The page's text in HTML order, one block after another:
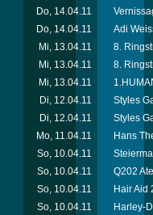
Do, 14.04.11
Do, 14.04.11
Adi
Mi, 13.04.11
8.
Mi, 13.04.11
8.
Mi, 13.04.11
Di, 12.04.11
Styles
Di, 12.04.11
Styles
Mo, 11.04.11
Hans
So, 10.04.11
So, 10.04.11
Q202
So, 10.04.11
Hair Aid
So, 10.04.11
Harley-